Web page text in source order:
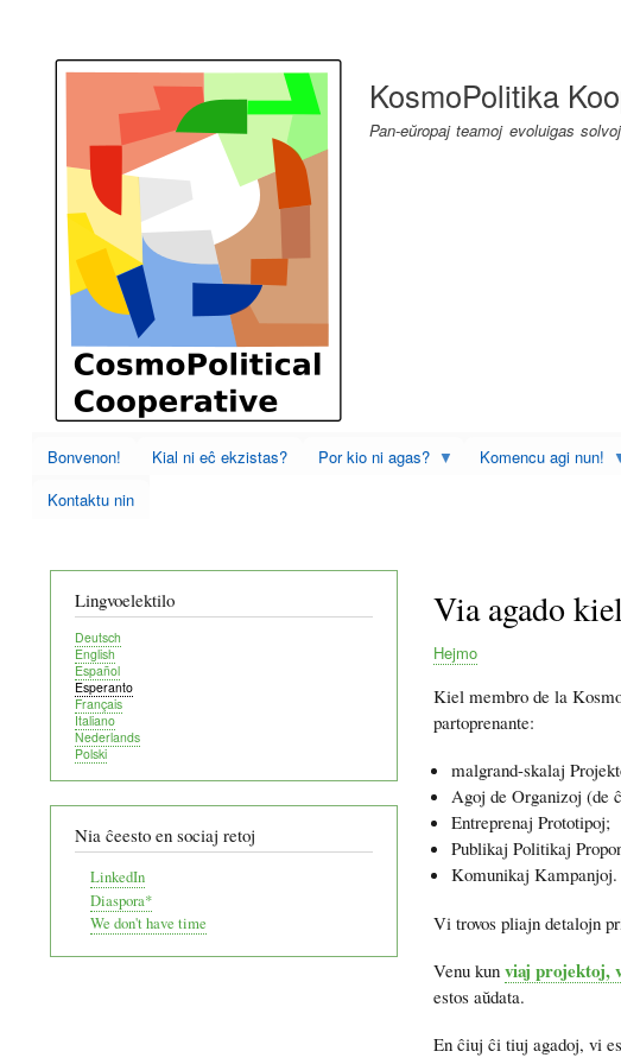
account
KosmoPolitika
Pan-eŭropaj teamoj evoluigas
Bonvenon! Kial ni eĉ ekzistas? Por kio ni agas? Komencu agi nun!
Kontaktu nin
Via agado
Hejmo
Kiel membro de la
partoprenante:
malgrand-skalaj
Agoj de Organizoj (de
Entreprenaj Prototipoj;
Publikaj Politikaj
Komunikaj Kampanjoj.
Vi trovos pliajn detalojn
Venu kun viaj projektoj,
estos aŭdata.
En ĉiuj ĉi tiuj agadoj, vi
Lingvoelektilo
Deutsch
English
Español
Esperanto
Français
Italiano
Nederlands
Polski
Nia ĉeesto en sociaj retoj
LinkedIn
Diaspora*
We don't have time